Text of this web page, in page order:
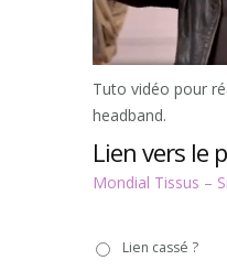
Tuto vidéo pour
headband.
Lien vers le
Mondial Tissus –
casséLien cassé ?